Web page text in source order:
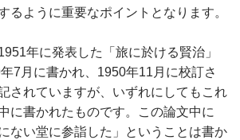
るように重要なポイントとなります。
年に発表した「旅に於ける賢治」
7月に書かれ、1950年11月に校訂さ
されていますが、いずれにしてもこれ
に書かれたものです。この論文中に
ない堂に参詣した」ということは書か